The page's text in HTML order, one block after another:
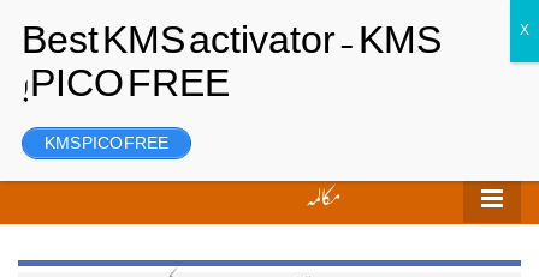
رجسٹر
مکالمہ
KMS PICO FREE